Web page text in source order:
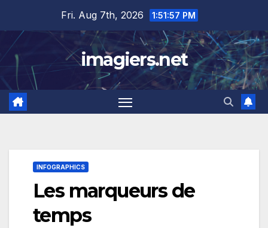
content
Fri. Aug 7th, 2026 1:51:58 PM
imagiers.net
INFOGRAPHICS
Les marqueurs de
temps